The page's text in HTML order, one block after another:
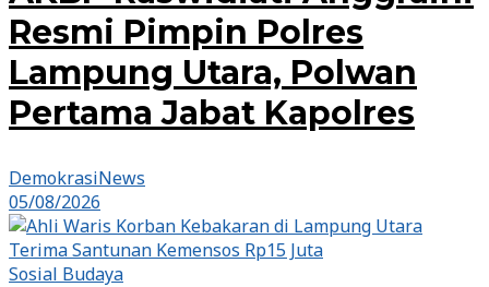
Resmi Pimpin Polres
Lampung Utara, Polwan
Pertama Jabat Kapolres
DemokrasiNews
05/08/2026
Sosial Budaya